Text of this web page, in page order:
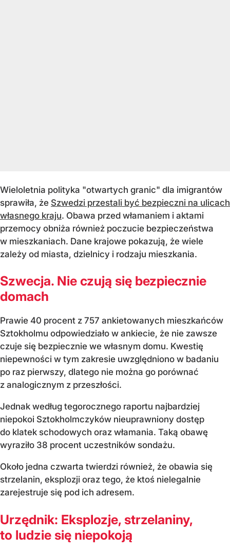
Wieloletnia polityka "otwartych granic" dla imigrantów
sprawiła, że Szwedzi przestali być bezpieczni na ulicach
własnego kraju. Obawa przed włamaniem i aktami
przemocy obniża również poczucie bezpieczeństwa
w mieszkaniach. Dane krajowe pokazują, że wiele
zależy od miasta, dzielnicy i rodzaju mieszkania.
Szwecja. Nie czują się bezpiecznie
domach
Prawie 40 procent z 757 ankietowanych mieszkańców
Sztokholmu odpowiedziało w ankiecie, że nie zawsze
czuje się bezpiecznie we własnym domu. Kwestię
niepewności w tym zakresie uwzględniono w badaniu
po raz pierwszy, dlatego nie można go porównać
z analogicznym z przeszłości.
Jednak według tegorocznego raportu najbardziej
niepokoi Sztokholmczyków nieuprawniony dostęp
do klatek schodowych oraz włamania. Taką obawę
wyraziło 38 procent uczestników sondażu.
Około jedna czwarta twierdzi również, że obawia się
strzelanin, eksplozji oraz tego, że ktoś nielegalnie
zarejestruje się pod ich adresem.
Urzędnik: Eksplozje, strzelaniny,
to ludzie się niepokoją